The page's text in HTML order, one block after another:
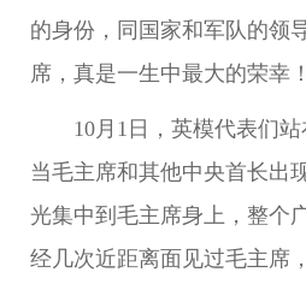
的身份，同国家和军队的领
席，真是一生中最大的荣幸！
10月1日，英模代表们
当毛主席和其他中央首长出
光集中到毛主席身上，整个
经几次近距离面见过毛主席